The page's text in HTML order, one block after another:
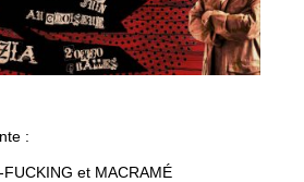
:
FUCKING et MACRAMÉ